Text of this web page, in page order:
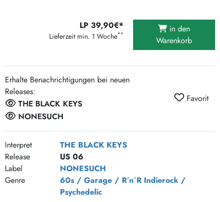
LP 39,90€*
Lieferzeit min. 1 Woche**
in den
Warenkorb
Erhalte Benachrichtigungen bei neuen
Releases:
THE BLACK KEYS
NONESUCH
Favorit
Interpret
THE BLACK KEYS
Release
US 06
Label
NONESUCH
Genre
60s / Garage / R´n´R Indierock /
Psychedelic